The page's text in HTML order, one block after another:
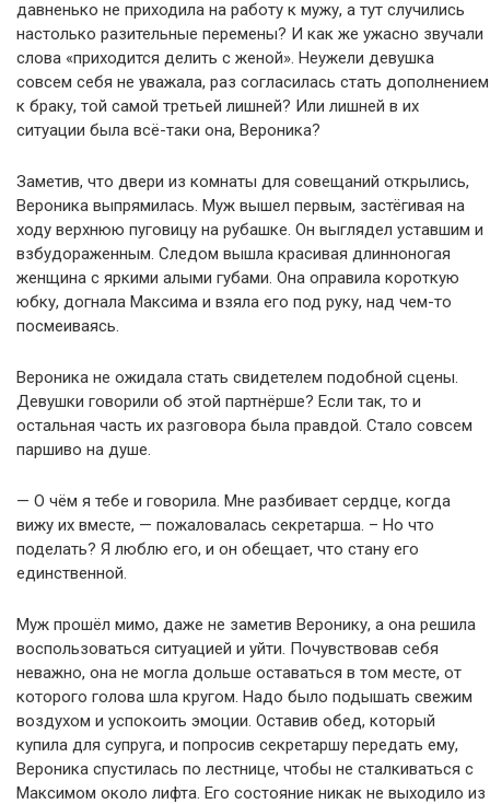
давненько не приходила на работу к мужу, а тут случились
настолько разительные перемены? И как же ужасно звучали
слова «приходится делить с женой». Неужели девушка
совсем себя не уважала, раз согласилась стать дополнением
к браку, той самой третьей лишней? Или лишней в их
ситуации была всё-таки она, Вероника?
Заметив, что двери из комнаты для совещаний открылись,
Вероника выпрямилась. Муж вышел первым, застёгивая на
ходу верхнюю пуговицу на рубашке. Он выглядел уставшим и
взбудораженным. Следом вышла красивая длинноногая
женщина с яркими алыми губами. Она оправила короткую
юбку, догнала Максима и взяла его под руку, над чем-то
посмеиваясь.
Вероника не ожидала стать свидетелем подобной сцены.
Девушки говорили об этой партнёрше? Если так, то и
остальная часть их разговора была правдой. Стало совсем
паршиво на душе.
— О чём я тебе и говорила. Мне разбивает сердце, когда
вижу их вместе, — пожаловалась секретарша. – Но что
поделать? Я люблю его, и он обещает, что стану его
единственной.
Муж прошёл мимо, даже не заметив Веронику, а она решила
воспользоваться ситуацией и уйти. Почувствовав себя
неважно, она не могла дольше оставаться в том месте, от
которого голова шла кругом. Надо было подышать свежим
воздухом и успокоить эмоции. Оставив обед, который
купила для супруга, и попросив секретаршу передать ему,
Вероника спустилась по лестнице, чтобы не сталкиваться с
Максимом около лифта. Его состояние никак не выходило из